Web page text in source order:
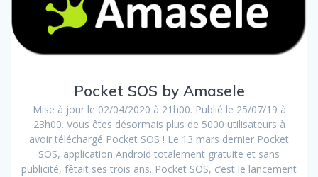
Pocket SOS by Amasele
Mise à jour le 02/04/2020 à 21h00. Publié le 25/07/19 à
23h00. Vous êtes désormais plus de 5000 utilisateurs à
avoir téléchargé Pocket SOS ! Le 13 mars dernier Pocket
SOS, application Android totalement gratuite et sans
publicité, fêtait ses trois ans. Pocket SOS, c’est le lancement